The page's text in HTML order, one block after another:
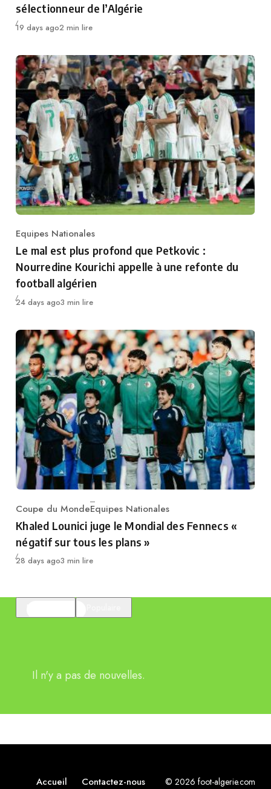
sélectionneur de l’Algérie
Publié
19 days ago2 min lire
Category
Equipes Nationales
Le mal est plus profond que Petkovic :
Nourredine Kourichi appelle à une refonte du
football algérien
Publié
24 days ago3 min lire
Category
Coupe du MondeEquipes Nationales
Khaled Lounici juge le Mondial des Fennecs «
négatif sur tous les plans »
Publié
28 days ago3 min lire
Il n'y a pas de nouvelles.
Accueil Contactez-nous © 2026 foot-algerie.com